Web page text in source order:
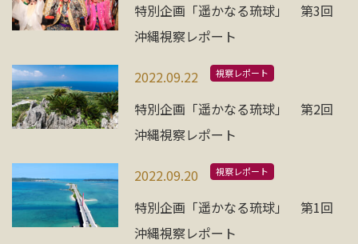
特別企画「遥かなる琉球」 第3回
沖縄視察レポート
2022.09.22 視察レポート
特別企画「遥かなる琉球」 第2回
沖縄視察レポート
2022.09.20 視察レポート
特別企画「遥かなる琉球」 第1回
沖縄視察レポート